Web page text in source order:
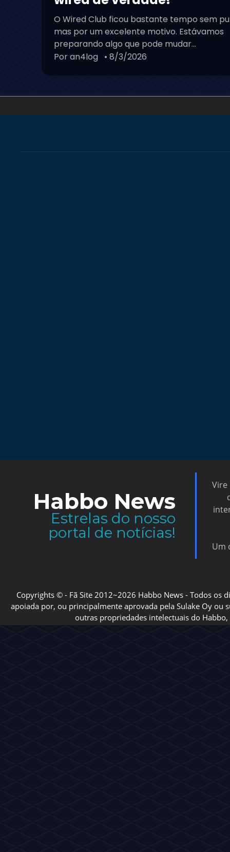
O Wired Club ficou bastante tempo sem
mas por um excelente motivo. Estávamos
preparando algo que pode mudar...
Por an4log • 8/3/2026
Habbo News
Estrelas do nosso
portal de notícias!
Vire
Um
Copyrights © - Fã Site 2012~2026 Habbo News - Todos os
apoiada por, ou principalmente aprovada pela Sulake Oy ou
outras propriedades intelectuais do